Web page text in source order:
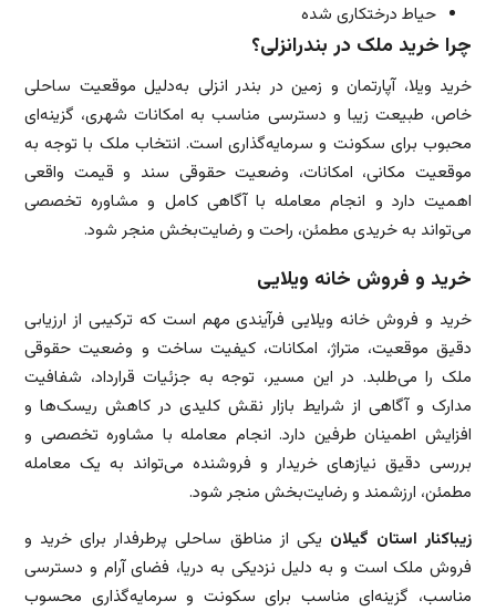
حیاط درختکاری شده
چرا خرید ملک در بندرانزلی؟
خرید ویلا، آپارتمان و زمین در بندر انزلی به‌دلیل موقعیت ساحلی
خاص، طبیعت زیبا و دسترسی مناسب به امکانات شهری، گزینه‌ای
محبوب برای سکونت و سرمایه‌گذاری است. انتخاب ملک با توجه به
موقعیت مکانی، امکانات، وضعیت حقوقی سند و قیمت واقعی
اهمیت دارد و انجام معامله با آگاهی کامل و مشاوره تخصصی
می‌تواند به خریدی مطمئن، راحت و رضایت‌بخش منجر شود.
خرید و فروش خانه ویلایی
خرید و فروش خانه ویلایی فرآیندی مهم است که ترکیبی از ارزیابی
دقیق موقعیت، متراژ، امکانات، کیفیت ساخت و وضعیت حقوقی
ملک را می‌طلبد. در این مسیر، توجه به جزئیات قرارداد، شفافیت
مدارک و آگاهی از شرایط بازار نقش کلیدی در کاهش ریسک‌ها و
افزایش اطمینان طرفین دارد. انجام معامله با مشاوره تخصصی و
بررسی دقیق نیازهای خریدار و فروشنده می‌تواند به یک معامله
مطمئن، ارزشمند و رضایت‌بخش منجر شود.
زیباکنار استان گیلان یکی از مناطق ساحلی پرطرفدار برای خرید و
فروش ملک است و به دلیل نزدیکی به دریا، فضای آرام و دسترسی
مناسب، گزینه‌ای مناسب برای سکونت و سرمایه‌گذاری محسوب